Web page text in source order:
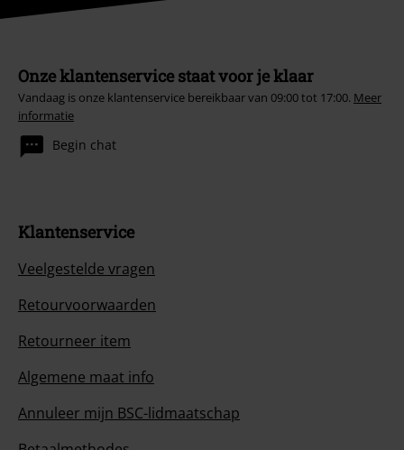
Onze klantenservice staat voor je klaar
Vandaag is onze klantenservice bereikbaar van 09:00 tot 17:00. Meer
informatie
Begin chat
Klantenservice
Veelgestelde vragen
Retourvoorwaarden
Retourneer item
Algemene maat info
Annuleer mijn BSC-lidmaatschap